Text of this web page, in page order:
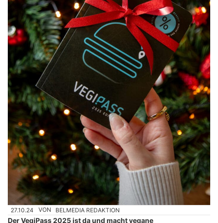
27.10.24 VON BELMEDIA REDAKTION
Der VegiPass 2025 ist da und macht vegane